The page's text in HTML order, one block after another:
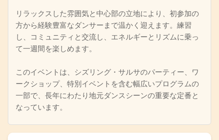
リラックスした雰囲気と中心部の立地により、初参加の
方から経験豊富なダンサーまで温かく迎えます。練習
し、コミュニティと交流し、エネルギーとリズムに乗っ
て一週間を楽しめます。
このイベントは、シズリング・サルサのパーティー、ワ
ークショップ、特別イベントを含む幅広いプログラムの
一部で、長年にわたり地元ダンスシーンの重要な定番と
なっています。